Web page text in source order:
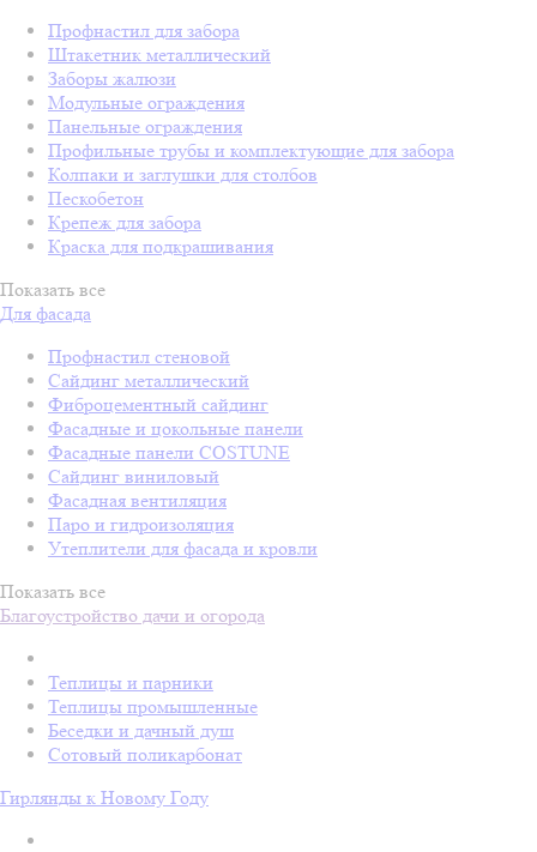
Профнастил для забора
Штакетник металлический
Заборы жалюзи
Модульные ограждения
Панельные ограждения
Профильные трубы и комплектующие для забора
Колпаки и заглушки для столбов
Пескобетон
Крепеж для забора
Краска для подкрашивания
Показать все
Для фасада
Профнастил стеновой
Сайдинг металлический
Фиброцементный сайдинг
Фасадные и цокольные панели
Фасадные панели COSTUNE
Сайдинг виниловый
Фасадная вентиляция
Паро и гидроизоляция
Утеплители для фасада и кровли
Показать все
Благоустройство дачи и огорода
Теплицы и парники
Теплицы промышленные
Беседки и дачный душ
Сотовый поликарбонат
Гирлянды к Новому Году